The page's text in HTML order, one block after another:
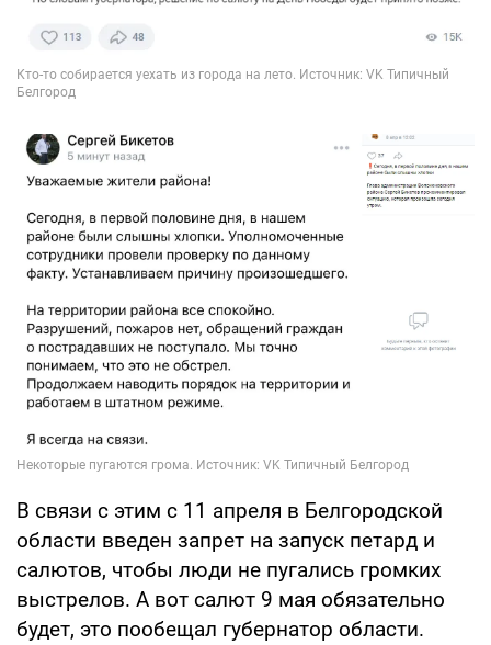
В связи с этим с 11 апреля в Белгородской
области введен запрет на запуск петард и
салютов, чтобы люди не пугались громких
выстрелов. А вот салют 9 мая обязательно
будет, это пообещал губернатор области.